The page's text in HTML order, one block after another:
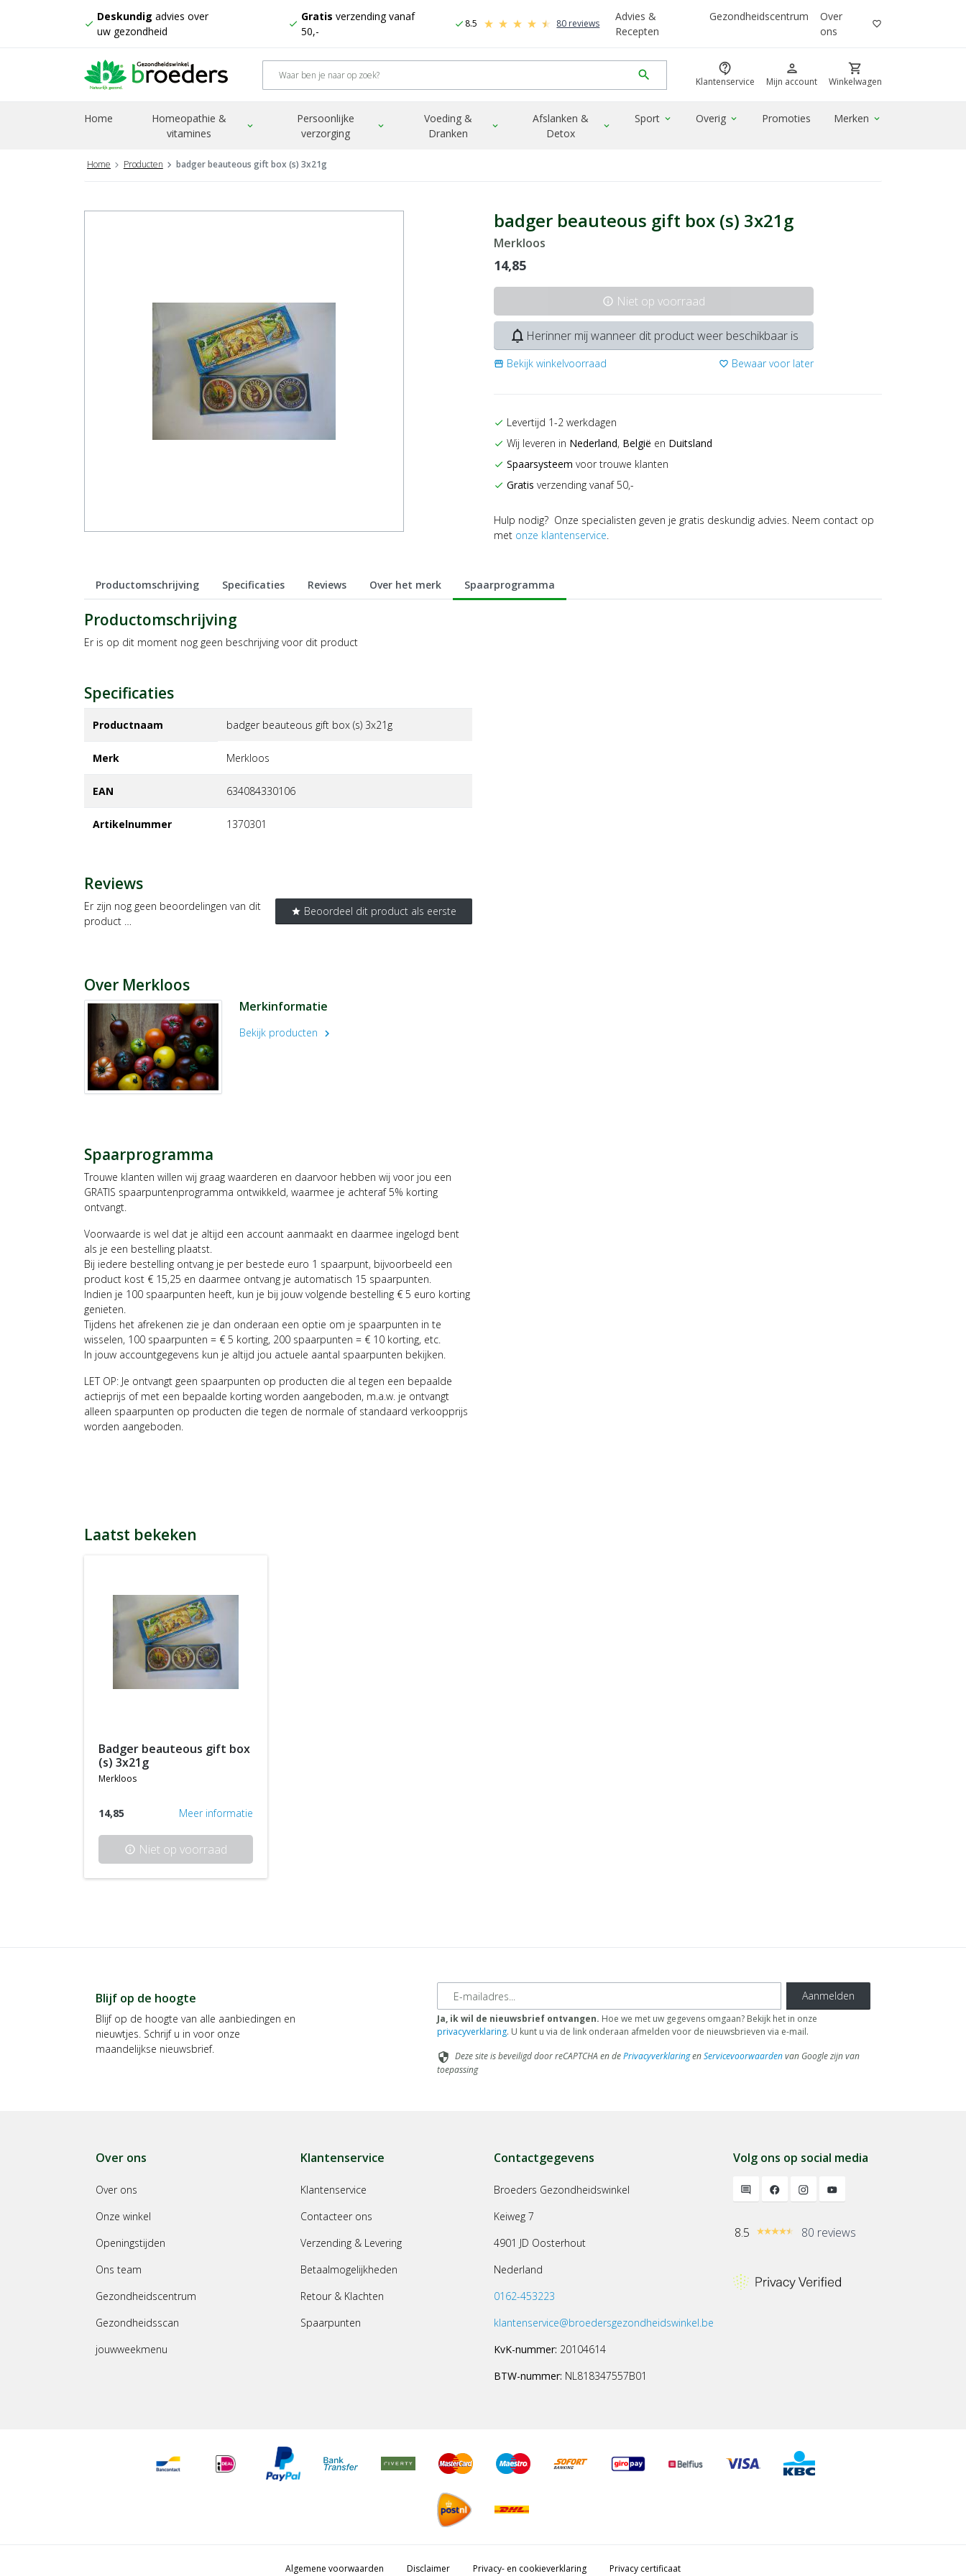
check
Deskundig advies over
uw gezondheid
check
Gratis verzending vanaf
50,-
check 8.5 80 reviews
Advies &
Recepten
Gezondheidscentrum
Over
ons
favorite_border
search contact_support
Klantenservice
person
Mijn account
shopping_cart
Winkelwagen
Home
Homeopathie &
vitamines
expand_more
Persoonlijke
verzorging
expand_more
Voeding &
Dranken
expand_more
Afslanken &
Detox
expand_more
Sport expand_more Overig expand_more Promoties Merken expand_more
Home Producten badger beauteous gift box (s) 3x21g
badger beauteous gift box (s) 3x21g
Merkloos
14,85
info Niet op voorraad
notifications_none Herinner mij wanneer dit product weer beschikbaar is
storefront Bekijk winkelvoorraad favorite_border Bewaar voor later
check Levertijd 1-2 werkdagen
check Wij leveren in Nederland, België en Duitsland
check Spaarsysteem voor trouwe klanten
check Gratis verzending vanaf 50,-
Hulp nodig? Onze specialisten geven je gratis deskundig advies. Neem contact op
met onze klantenservice.
Productomschrijving Specificaties Reviews Over het merk Spaarprogramma
Productomschrijving
Er is op dit moment nog geen beschrijving voor dit product
Specificaties
Productnaam badger beauteous gift box (s) 3x21g
Merk merkloos
EAN 634084330106
Artikelnummer 1370301
Reviews
star Beoordeel dit product als eerste
Er zijn nog geen beoordelingen van dit
product …
Over Merkloos
Merkinformatie
Bekijk producten chevron_right
Spaarprogramma
Trouwe klanten willen wij graag waarderen en daarvoor hebben wij voor jou een
GRATIS spaarpuntenprogramma ontwikkeld, waarmee je achteraf 5% korting
ontvangt.
Voorwaarde is wel dat je altijd een account aanmaakt en daarmee ingelogd bent
als je een bestelling plaatst.
Bij iedere bestelling ontvang je per bestede euro 1 spaarpunt, bijvoorbeeld een
product kost € 15,25 en daarmee ontvang je automatisch 15 spaarpunten.
Indien je 100 spaarpunten heeft, kun je bij jouw volgende bestelling € 5 euro korting
genieten.
Tijdens het afrekenen zie je dan onderaan een optie om je spaarpunten in te
wisselen, 100 spaarpunten = € 5 korting, 200 spaarpunten = € 10 korting, etc.
In jouw accountgegevens kun je altijd jou actuele aantal spaarpunten bekijken.
LET OP: Je ontvangt geen spaarpunten op producten die al tegen een bepaalde
actieprijs of met een bepaalde korting worden aangeboden, m.a.w. je ontvangt
alleen spaarpunten op producten die tegen de normale of standaard verkoopprijs
worden aangeboden.
Laatst bekeken
badger beauteous gift box
(s) 3x21g
merkloos
14,85 Meer informatie
info Niet op voorraad
Blijf op de hoogte
Blijf op de hoogte van alle aanbiedingen en
nieuwtjes. Schrijf u in voor onze
maandelijkse nieuwsbrief.
E-mailadres Aanmelden
Ja, ik wil de nieuwsbrief ontvangen. Hoe we met uw gegevens omgaan? Bekijk het in onze
privacyverklaring. U kunt u via de link onderaan afmelden voor de nieuwsbrieven via e-mail.
security Deze site is beveiligd door reCAPTCHA en dePrivacyverklaringenServicevoorwaardenvan Google zijn van
toepassing
Over ons
Over ons
Onze winkel
Openingstijden
Ons team
Gezondheidscentrum
Gezondheidsscan
jouwweekmenu
Klantenservice
Klantenservice
Contacteer ons
Verzending & Levering
Betaalmogelijkheden
Retour & Klachten
Spaarpunten
Contactgegevens
Broeders Gezondheidswinkel
Keiweg 7
4901 JD Oosterhout
Nederland
0162-453223
klantenservice@broedersgezondheidswinkel.be
KvK-nummer: 20104614
BTW-nummer: NL818347557B01
Volg ons op social media
8.5 80 reviews
Algemene voorwaarden Disclaimer Privacy- en cookieverklaring Privacy certificaat